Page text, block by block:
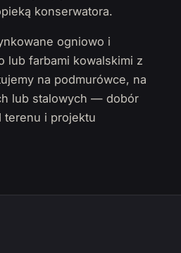
konserwatora.
ogniowo i
lub farbami kowalskimi z
na podmurówce, na
lub stalowych — dobór
terenu i projektu